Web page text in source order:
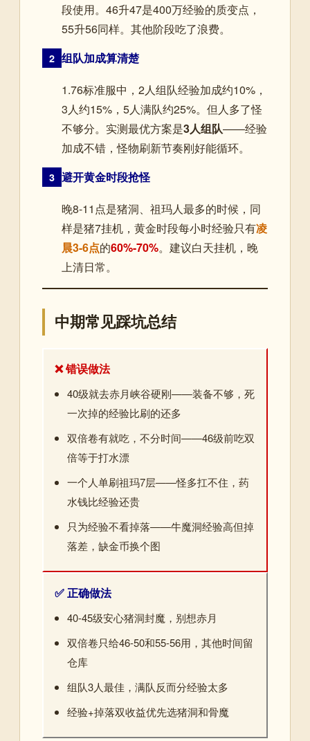
段使用。46升47是400万经验的质变点，
55升56同样。其他阶段吃了浪费。
2 组队加成算清楚
1.76标准服中，2人组队经验加成约10%，
3人约15%，5人满队约25%。但人多了怪
不够分。实测最优方案是3人组队——经验
加成不错，怪物刷新节奏刚好能循环。
3 避开黄金时段抢怪
晚8-11点是猪洞、祖玛人最多的时候，同
样是猪7挂机，黄金时段每小时经验只有凌
晨3-6点的60%-70%。建议白天挂机，晚
上清日常。
中期常见踩坑总结
❌ 错误做法
40级就去赤月峡谷硬刚——装备不够，死
一次掉的经验比刷的还多
双倍卷有就吃，不分时间——46级前吃双
倍等于打水漂
一个人单刷祖玛7层——怪多扛不住，药
水钱比经验还贵
只为经验不看掉落——牛魔洞经验高但掉
落差，缺金币换个图
✅ 正确做法
40-45级安心猪洞封魔，别想赤月
双倍卷只给46-50和55-56用，其他时间留
仓库
组队3人最佳，满队反而分经验太多
经验+掉落双收益优先选猪洞和骨魔